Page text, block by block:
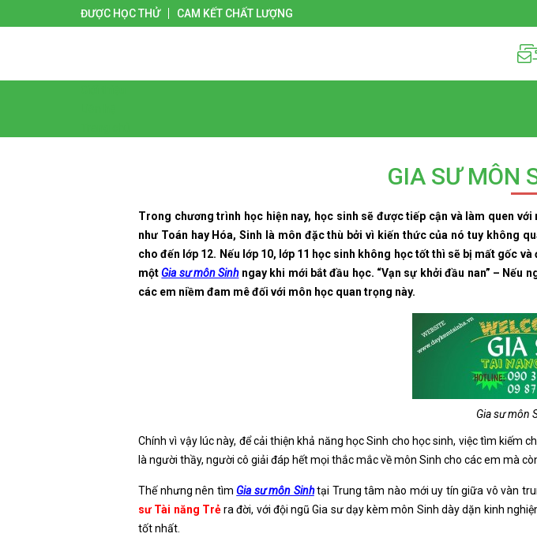
ĐƯỢC HỌC THỬ CAM KẾT CHẤT LƯỢNG
GIA SƯ MÔN
Trong chương trình học hiện nay, học sinh sẽ được tiếp cận và làm quen
như Toán hay Hóa, Sinh là môn đặc thù bởi vì kiến thức của nó tuy không
cho đến lớp 12. Nếu lớp 10, lớp 11 học sinh không học tốt thì sẽ bị mất gốc
một Gia sư môn Sinhngay khi mới bắt đầu học. “Vạn sự khởi đầu nan” – Nếu
các em niềm đam mê đối với môn học quan trọng này.
Gia sư môn
Chính vì vậy lúc này, để cải thiện khả năng học Sinh cho học sinh, việc tìm
là người thầy, người cô giải đáp hết mọi thắc mắc về môn Sinh cho các em mà
Thế nhưng nên tìm Gia sư môn Sinhtại Trung tâm nào mới uy tín giữa vô vàn
sư Tài năng Trẻra đời, với đội ngũ Gia sư dạy kèm môn Sinh dày dặn kinh
tốt nhất.